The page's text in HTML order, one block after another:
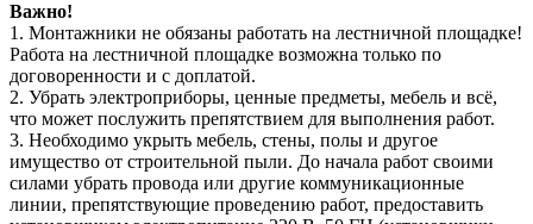
Важно!
1. Монтажники не обязаны работать на лестничной площадке!
Работа на лестничной площадке возможна только по
договоренности и с доплатой.
2. Убрать электроприборы, ценные предметы, мебель и всё,
что может послужить препятствием для выполнения работ.
3. Необходимо укрыть мебель, стены, полы и другое
имущество от строительной пыли. До начала работ своими
силами убрать провода или другие коммуникационные
линии, препятствующие проведению работ, предоставить